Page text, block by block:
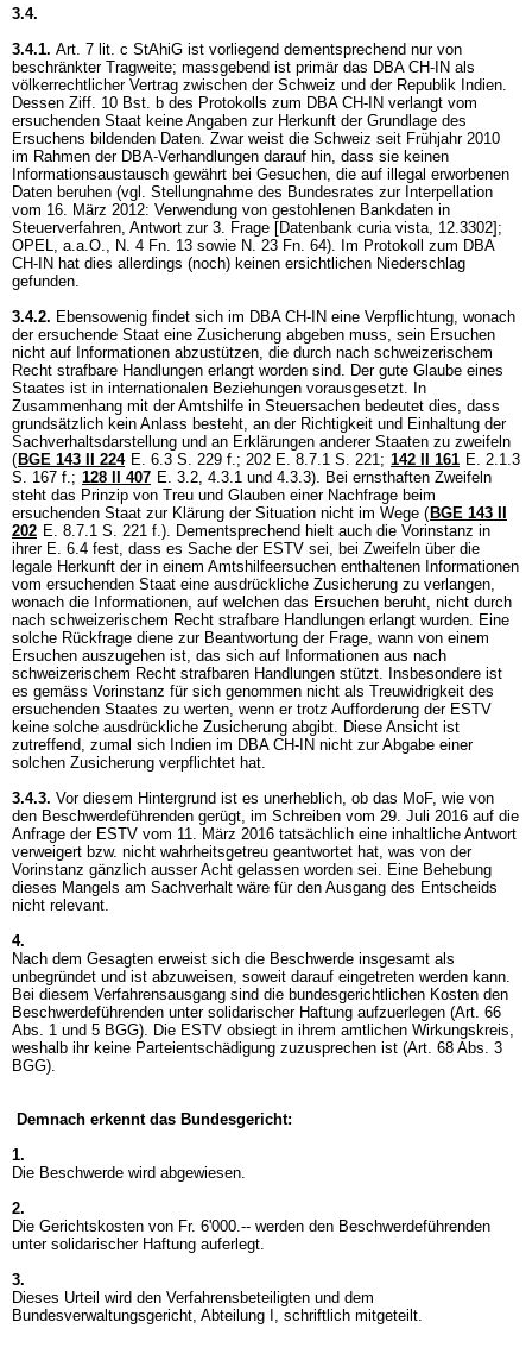
3.4.
3.4.1. Art. 7 lit. c StAhiG ist vorliegend dementsprechend nur von
beschränkter Tragweite; massgebend ist primär das DBA CH-IN als
völkerrechtlicher Vertrag zwischen der Schweiz und der Republik Indien.
Dessen Ziff. 10 Bst. b des Protokolls zum DBA CH-IN verlangt vom
ersuchenden Staat keine Angaben zur Herkunft der Grundlage des
Ersuchens bildenden Daten. Zwar weist die Schweiz seit Frühjahr 2010
im Rahmen der DBA-Verhandlungen darauf hin, dass sie keinen
Informationsaustausch gewährt bei Gesuchen, die auf illegal erworbenen
Daten beruhen (vgl. Stellungnahme des Bundesrates zur Interpellation
vom 16. März 2012: Verwendung von gestohlenen Bankdaten in
Steuerverfahren, Antwort zur 3. Frage [Datenbank curia vista, 12.3302];
OPEL, a.a.O., N. 4 Fn. 13 sowie N. 23 Fn. 64). Im Protokoll zum DBA
CH-IN hat dies allerdings (noch) keinen ersichtlichen Niederschlag
gefunden.
3.4.2. Ebensowenig findet sich im DBA CH-IN eine Verpflichtung, wonach
der ersuchende Staat eine Zusicherung abgeben muss, sein Ersuchen
nicht auf Informationen abzustützen, die durch nach schweizerischem
Recht strafbare Handlungen erlangt worden sind. Der gute Glaube eines
Staates ist in internationalen Beziehungen vorausgesetzt. In
Zusammenhang mit der Amtshilfe in Steuersachen bedeutet dies, dass
grundsätzlich kein Anlass besteht, an der Richtigkeit und Einhaltung der
Sachverhaltsdarstellung und an Erklärungen anderer Staaten zu zweifeln
( BGE 143 II 224 E. 6.3 S. 229 f.; 202 E. 8.7.1 S. 221; 142 II 161 E. 2.1.3
S. 167 f.; 128 II 407 E. 3.2, 4.3.1 und 4.3.3). Bei ernsthaften Zweifeln
steht das Prinzip von Treu und Glauben einer Nachfrage beim
ersuchenden Staat zur Klärung der Situation nicht im Wege ( BGE 143 II
202 E. 8.7.1 S. 221 f.). Dementsprechend hielt auch die Vorinstanz in
ihrer E. 6.4 fest, dass es Sache der ESTV sei, bei Zweifeln über die
legale Herkunft der in einem Amtshilfeersuchen enthaltenen Informationen
vom ersuchenden Staat eine ausdrückliche Zusicherung zu verlangen,
wonach die Informationen, auf welchen das Ersuchen beruht, nicht durch
nach schweizerischem Recht strafbare Handlungen erlangt wurden. Eine
solche Rückfrage diene zur Beantwortung der Frage, wann von einem
Ersuchen auszugehen ist, das sich auf Informationen aus nach
schweizerischem Recht strafbaren Handlungen stützt. Insbesondere ist
es gemäss Vorinstanz für sich genommen nicht als Treuwidrigkeit des
ersuchenden Staates zu werten, wenn er trotz Aufforderung der ESTV
keine solche ausdrückliche Zusicherung abgibt. Diese Ansicht ist
zutreffend, zumal sich Indien im DBA CH-IN nicht zur Abgabe einer
solchen Zusicherung verpflichtet hat.
3.4.3. Vor diesem Hintergrund ist es unerheblich, ob das MoF, wie von
den Beschwerdeführenden gerügt, im Schreiben vom 29. Juli 2016 auf die
Anfrage der ESTV vom 11. März 2016 tatsächlich eine inhaltliche Antwort
verweigert bzw. nicht wahrheitsgetreu geantwortet hat, was von der
Vorinstanz gänzlich ausser Acht gelassen worden sei. Eine Behebung
dieses Mangels am Sachverhalt wäre für den Ausgang des Entscheids
nicht relevant.
4.
Nach dem Gesagten erweist sich die Beschwerde insgesamt als
unbegründet und ist abzuweisen, soweit darauf eingetreten werden kann.
Bei diesem Verfahrensausgang sind die bundesgerichtlichen Kosten den
Beschwerdeführenden unter solidarischer Haftung aufzuerlegen (Art. 66
Abs. 1 und 5 BGG). Die ESTV obsiegt in ihrem amtlichen Wirkungskreis,
weshalb ihr keine Parteientschädigung zuzusprechen ist (Art. 68 Abs. 3
BGG).
Demnach erkennt das Bundesgericht:
1.
Die Beschwerde wird abgewiesen.
2.
Die Gerichtskosten von Fr. 6'000.-- werden den Beschwerdeführenden
unter solidarischer Haftung auferlegt.
3.
Dieses Urteil wird den Verfahrensbeteiligten und dem
Bundesverwaltungsgericht, Abteilung I, schriftlich mitgeteilt.